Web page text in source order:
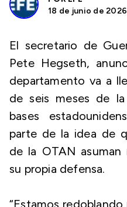
18 de junio de 2026
El secretario de
Pete Hegseth,
departamento va a
de seis meses de
bases
parte de la idea de
de la OTAN asuman
su propia defensa.
“Estamos